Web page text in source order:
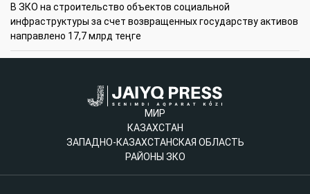
В ЗКО на строительство объектов социальной
инфраструктуры за счет возвращенных государству активов
направлено 17,7 млрд теңге
МИР
КАЗАХСТАН
ЗАПАДНО-КАЗАХСТАНСКАЯ ОБЛАСТЬ
РАЙОНЫ ЗКО